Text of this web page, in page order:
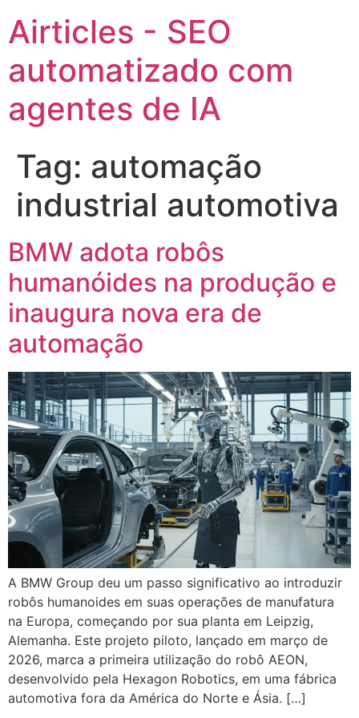
Airticles - SEO
automatizado com
agentes de IA
Tag: automação
industrial automotiva
BMW adota robôs
humanóides na produção e
inaugura nova era de
automação
A BMW Group deu um passo significativo ao introduzir
robôs humanoides em suas operações de manufatura
na Europa, começando por sua planta em Leipzig,
Alemanha. Este projeto piloto, lançado em março de
2026, marca a primeira utilização do robô AEON,
desenvolvido pela Hexagon Robotics, em uma fábrica
automotiva fora da América do Norte e Ásia. […]